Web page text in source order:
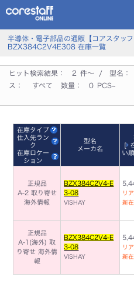
半導体・電子部品の通販【コアスタッ
BZX384C2V4E308 在庫一覧
ヒット検索結果： 2 件～ / 型名：
ス：
すべて 数量： 0 PCS~
在庫タイプ
仕入先ラン
ク
在庫ロケー
ション
型名
メーカ名
[
い
正規品
A-2 取り寄せ
海外情報
BZX384C2V4-E
3-08
VISHAY
リ
新
正規品
A-1(海外) 取
り寄せ海外情
報
BZX384C2V4-E
3-08
VISHAY
リ
新